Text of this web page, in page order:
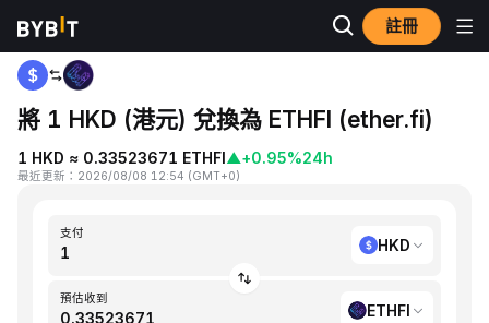
註冊
首頁 HKD to ETHFI
將 1 HKD (港元) 兌換為 ETHFI (ether.fi)
1 HKD ≈ 0.33523671 ETHFI▲+0.95%24h
最近更新 ： 2026/08/08 12:54 (GMT+0)
支付
HKD
預估收到
ETHFI